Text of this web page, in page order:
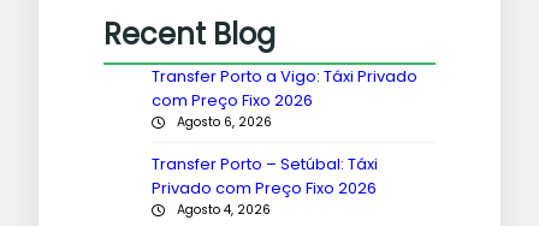
Recent Blog
Transfer Porto a Vigo: Táxi Privado
com Preço Fixo 2026
Agosto 6, 2026
Transfer Porto – Setúbal: Táxi
Privado com Preço Fixo 2026
Agosto 4, 2026